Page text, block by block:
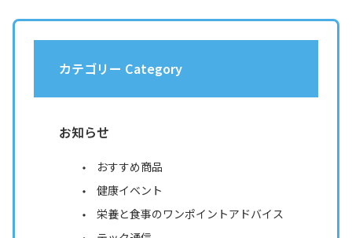
カテゴリー Category
お知らせ
おすすめ商品
健康イベント
栄養と食事のワンポイントアドバイス